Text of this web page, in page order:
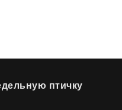
птичку